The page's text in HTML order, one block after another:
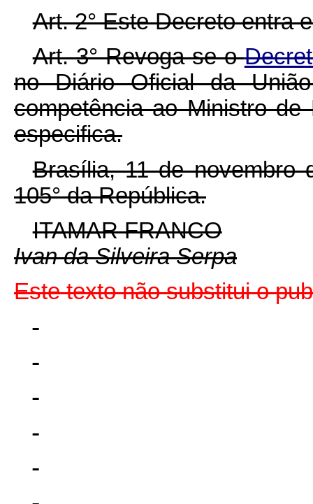
Art. 2° Este Decreto entra
Art. 3° Revoga-se o
no Diário Oficial da
competência ao Ministro
especifica.
Brasília, 11 de novembro
105° da República.
ITAMAR FRANCO
Ivan da Silveira Serpa
Este texto não substitui o